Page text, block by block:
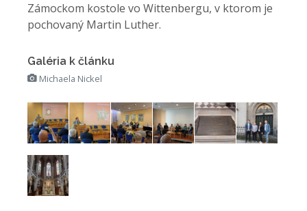
Zámockom kostole vo Wittenbergu, v ktorom je
pochovaný Martin Luther.
Galéria k článku
Michaela Nickel